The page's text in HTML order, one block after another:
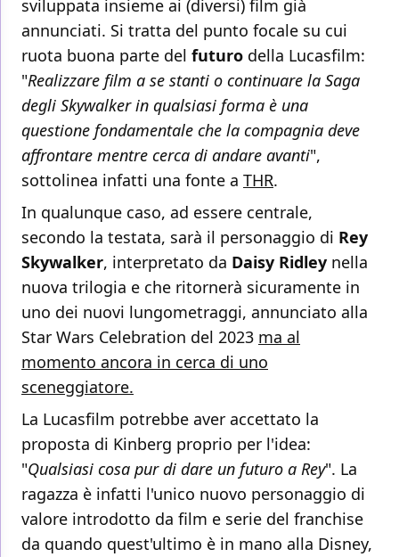
sviluppata insieme ai (diversi) film già
annunciati. Si tratta del punto focale su cui
ruota buona parte del futuro della Lucasfilm:
"Realizzare film a se stanti o continuare la Saga
degli Skywalker in qualsiasi forma è una
questione fondamentale che la compagnia deve
affrontare mentre cerca di andare avanti",
sottolinea infatti una fonte a THR.
In qualunque caso, ad essere centrale,
secondo la testata, sarà il personaggio di Rey
Skywalker, interpretato da Daisy Ridley nella
nuova trilogia e che ritornerà sicuramente in
uno dei nuovi lungometraggi, annunciato alla
Star Wars Celebration del 2023 ma al
momento ancora in cerca di uno
sceneggiatore.
La Lucasfilm potrebbe aver accettato la
proposta di Kinberg proprio per l'idea:
"Qualsiasi cosa pur di dare un futuro a Rey". La
ragazza è infatti l'unico nuovo personaggio di
valore introdotto da film e serie del franchise
da quando quest'ultimo è in mano alla Disney,